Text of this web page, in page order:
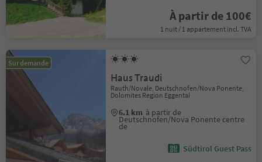
À partir de 100€
1 nuit / 1 appartement incl. TVA
Sur demande
Haus Traudi
Rauth/Novale, Deutschnofen/Nova Ponente,
Dolomites Region Eggental
6.1 km à partir de
Deutschnofen/Nova Ponente centre
de
Südtirol Guest Pass